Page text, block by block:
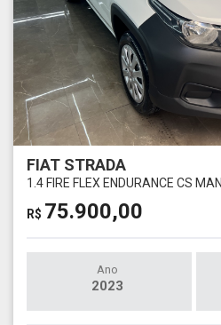
FIAT STRADA
1.4 FIRE FLEX ENDURANCE CS
R$ 75.900,00
Ano
2023